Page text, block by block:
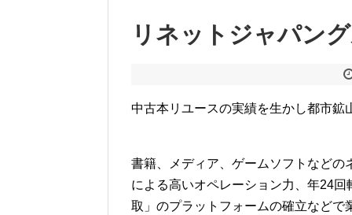
リネットジャパン
中古本リユースの実績を生かし都市鉱
書籍、メディア、ゲームソフトなどの
による高いオペレーション力、年24
取」のプラットフォームの確立などで